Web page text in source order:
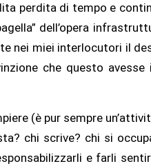
perdita di tempo e
dell’opera
nei miei interlocutori il
che questo
(è pur sempre
chi scrive? chi si
e farli